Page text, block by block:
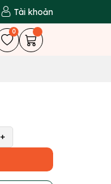
Tài khoản
0
+